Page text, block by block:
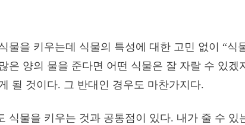
물을 키우는데 식물의 특성에 대한 고민 없이 “식
은 양의 물을 준다면 어떤 식물은 잘 자랄 수 있겠
될 것이다. 그 반대인 경우도 마찬가지다.
식물을 키우는 것과 공통점이 있다. 내가 줄 수 있